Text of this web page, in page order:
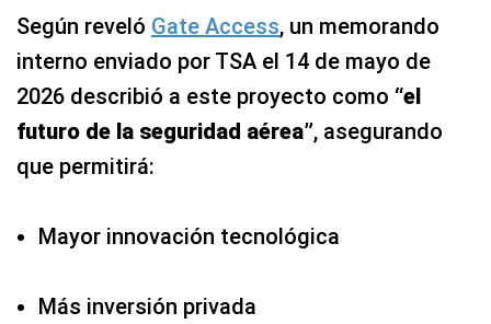
Según reveló Gate Access, un memorando
interno enviado por TSA el 14 de mayo de
2026 describió a este proyecto como “el
futuro de la seguridad aérea”, asegurando
que permitirá:
Mayor innovación tecnológica
Más inversión privada